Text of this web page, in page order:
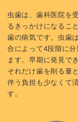
虫歯は、歯科医院を
るきっかけになるこ
歯の病気です。虫歯
合によって4段階に分
ます。早期に発見で
それだけ歯を削る量
伴う負担も少なくて
す。